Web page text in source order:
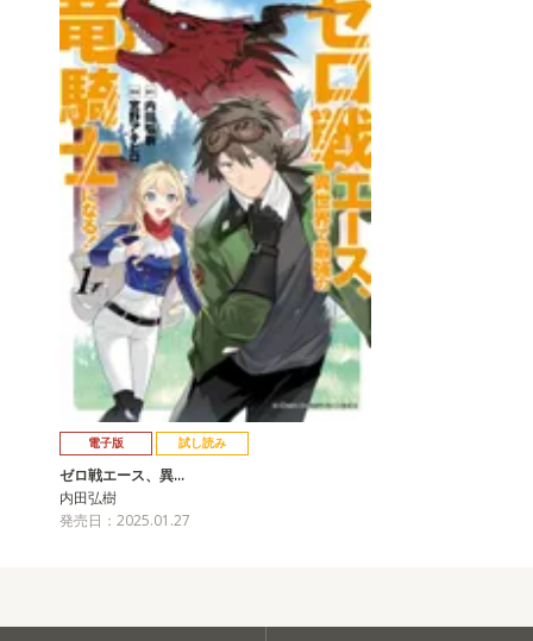
電子版 試し読み
ゼロ戦エース、異…
内田弘樹
発売日：2025.01.27